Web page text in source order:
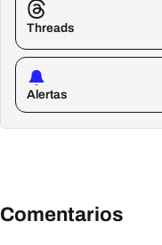
Threads
Alertas
Comentarios